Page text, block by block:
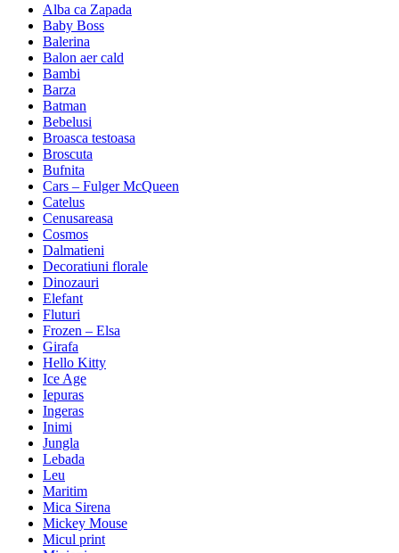
Alba ca Zapada
Baby Boss
Balerina
Balon aer cald
Bambi
Barza
Batman
Bebelusi
Broasca testoasa
Broscuta
Bufnita
Cars – Fulger McQueen
Catelus
Cenusareasa
Cosmos
Dalmatieni
Decoratiuni florale
Dinozauri
Elefant
Fluturi
Frozen – Elsa
Girafa
Hello Kitty
Ice Age
Iepuras
Ingeras
Inimi
Jungla
Lebada
Leu
Maritim
Mica Sirena
Mickey Mouse
Micul print